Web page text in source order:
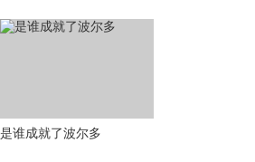
是谁成就了波尔多